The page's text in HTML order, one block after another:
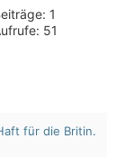
1
51
für die Britin.